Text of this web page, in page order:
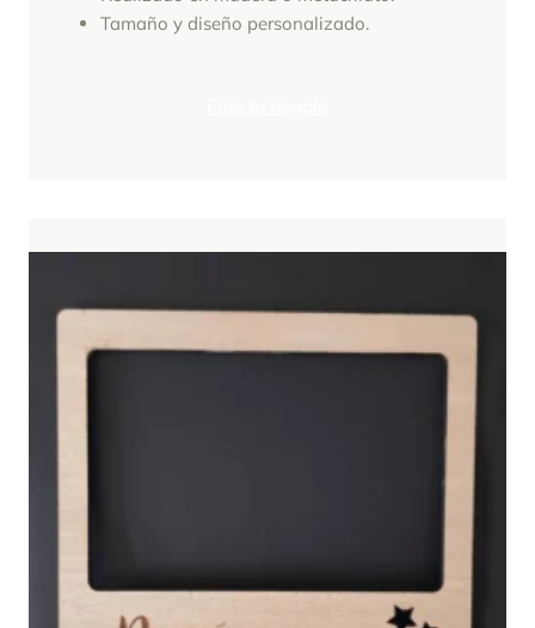
Tamaño y diseño personalizado.